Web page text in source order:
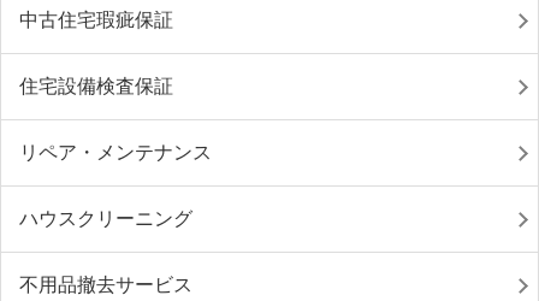
中古住宅瑕疵保証
住宅設備検査保証
リペア・メンテナンス
ハウスクリーニング
不用品撤去サービス